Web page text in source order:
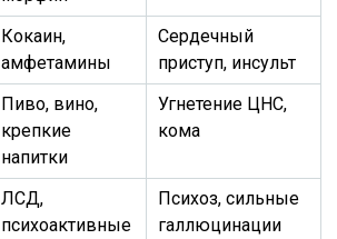
Кокаин,
амфетамины
Сердечный
приступ, инсульт
Пиво, вино,
крепкие
напитки
Угнетение ЦНС,
кома
ЛСД,
психоактивные
Психоз, сильные
галлюцинации